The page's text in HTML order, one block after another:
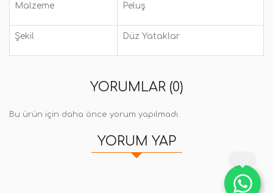
Malzeme Peluş
Şekil Düz Yataklar
YORUMLAR (0)
Bu ürün için daha önce yorum yapılmadı.
YORUM YAP